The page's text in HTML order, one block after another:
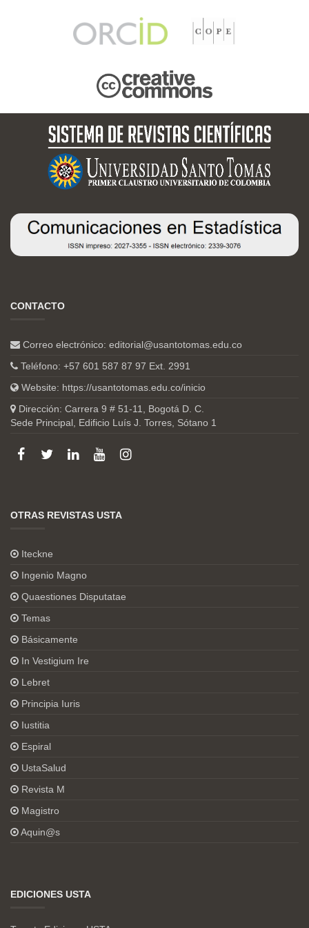
CONTACTO
Correo electrónico: editorial@usantotomas.edu.co
Teléfono: +57 601 587 87 97 Ext. 2991
Website: https://usantotomas.edu.co/inicio
Dirección: Carrera 9 # 51-11, Bogotá D. C.
Sede Principal, Edificio Luís J. Torres, Sótano 1
OTRAS REVISTAS USTA
Iteckne
Ingenio Magno
Quaestiones Disputatae
Temas
Básicamente
In Vestigium Ire
Lebret
Principia Iuris
Iustitia
Espiral
UstaSalud
Revista M
Magistro
Aquin@s
EDICIONES USTA